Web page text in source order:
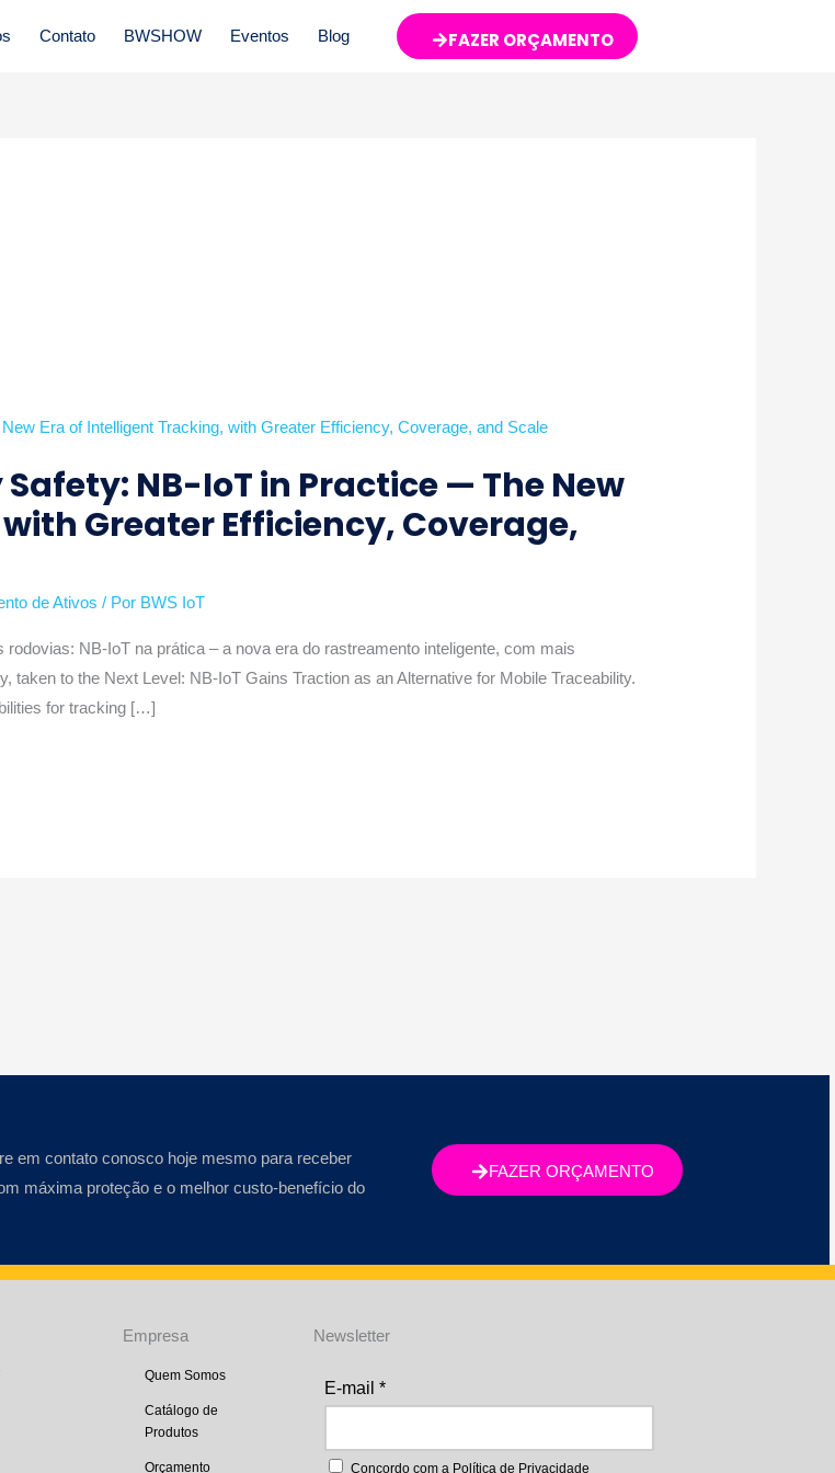
Contato BWSHOW Eventos Blog FAZER ORÇAMENTO
NB-IoT in Practice — The New
Greater Efficiency, Coverage,
de Ativos / Por BWS IoT
NB-IoT na prática – a nova era do rastreamento inteligente, com mais
to the Next Level: NB-IoT Gains Traction as an Alternative for Mobile Traceability.
for tracking […]
em contato conosco hoje mesmo para receber
máxima proteção e o melhor custo-benefício do
FAZER ORÇAMENTO
Empresa
Quem Somos
Catálogo de
Produtos
Orçamento
Newsletter